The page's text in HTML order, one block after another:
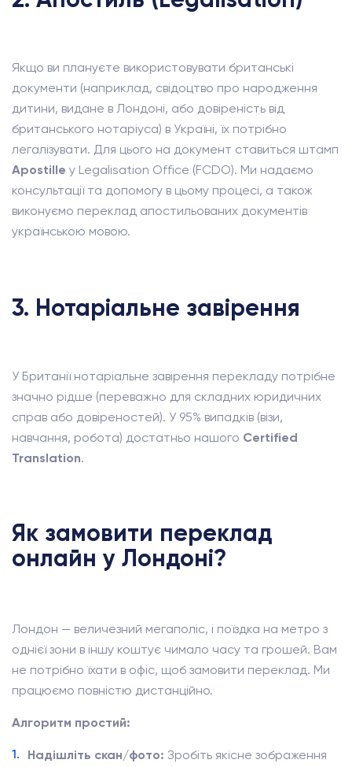
Якщо ви плануєте використовувати британські
документи (наприклад, свідоцтво про народження
дитини, видане в Лондоні, або довіреність від
британського нотаріуса) в Україні, їх потрібно
легалізувати. Для цього на документ ставиться штамп
Apostille у Legalisation Office (FCDO). Ми надаємо
консультації та допомогу в цьому процесі, а також
виконуємо переклад апостильованих документів
українською мовою.
3. Нотаріальне завірення
У Британії нотаріальне завірення перекладу потрібне
значно рідше (переважно для складних юридичних
справ або довіреностей). У 95% випадків (візи,
навчання, робота) достатньо нашого Certified
Translation.
Як замовити переклад
онлайн у Лондоні?
Лондон — величезний мегаполіс, і поїздка на метро з
однієї зони в іншу коштує чимало часу та грошей. Вам
не потрібно їхати в офіс, щоб замовити переклад. Ми
працюємо повністю дистанційно.
Алгоритм простий:
Надішліть скан/фото: Зробіть якісне зображення